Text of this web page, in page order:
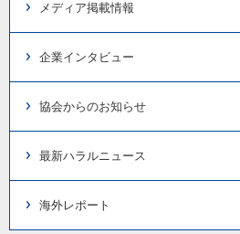
メディア掲載情報
企業インタビュー
協会からのお知らせ
最新ハラルニュース
海外レポート